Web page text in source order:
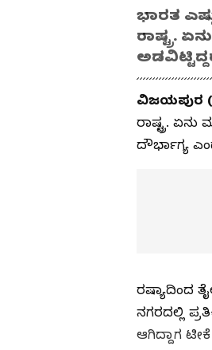
ಭಾರತ
ರಾಷ್ಟ್ರ.
ವಿಜಯಪುರ
ರಾಷ್ಟ್ರ.
ದೌರ್ಭಾಗ್ಯ
ರಷ್ಯಾದಿಂದ
ನಗರದಲ್ಲಿ
ಆಗಿದ್ದಾಗ